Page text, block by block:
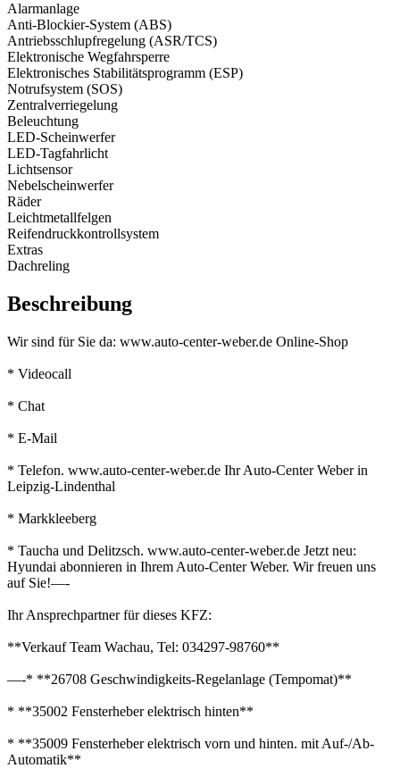
Alarmanlage
Anti-Blockier-System (ABS)
Antriebsschlupfregelung (ASR/TCS)
Elektronische Wegfahrsperre
Elektronisches Stabilitätsprogramm (ESP)
Notrufsystem (SOS)
Zentralverriegelung
Beleuchtung
LED-Scheinwerfer
LED-Tagfahrlicht
Lichtsensor
Nebelscheinwerfer
Räder
Leichtmetallfelgen
Reifendruck­kontrollsystem
Extras
Dachreling
Beschreibung
Wir sind für Sie da: www.auto-center-weber.de Online-Shop
* Videocall
* Chat
* E-Mail
* Telefon. www.auto-center-weber.de Ihr Auto-Center Weber in
Leipzig-Lindenthal
* Markkleeberg
* Taucha und Delitzsch. www.auto-center-weber.de Jetzt neu:
Hyundai abonnieren in Ihrem Auto-Center Weber. Wir freuen uns
auf Sie!—-
Ihr Ansprechpartner für dieses KFZ:
**Verkauf Team Wachau, Tel: 034297-98760**
—-* **26708 Geschwindigkeits-Regelanlage (Tempomat)**
* **35002 Fensterheber elektrisch hinten**
* **35009 Fensterheber elektrisch vorn und hinten. mit Auf-/Ab-
Automatik**